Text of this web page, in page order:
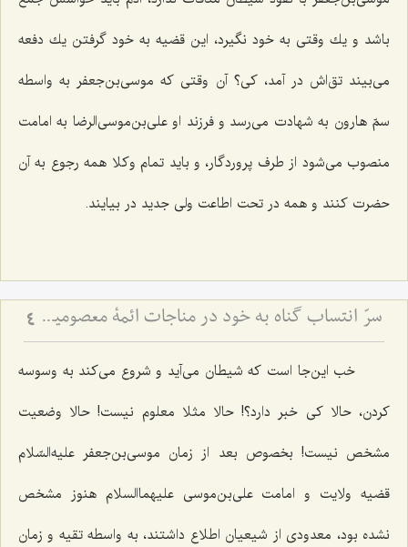
باشد و یك وقتی به خود نگیرد، این قضیه به خود گرفتن یك دفعه
می‌بیند تق‌اش در آمد، كی؟ آن وقتی كه موسی‌بن‌جعفر به واسطه
سمّ هارون به شهادت می‌رسد و فرزند او علی‌بن‌موسی‌الرضا به امامت
منصوب می‌شود از طرف پروردگار، و باید تمام وكلا همه رجوع به آن
حضرت كنند و همه در تحت اطاعت ولی جدید در بیایند.
سرّ انتساب گناه به خود در مناجات ائمۀ معصومین علیهم السلام (2) 4
خب این‌جا است كه شیطان می‌آید و شروع می‌كند به وسوسه
كردن، حالا كی خبر دارد؟! حالا مثلا معلوم نیست! حالا وضعیت
مشخص نیست! بخصوص بعد از زمان موسی‌بن‌جعفر علیه‌السّلام
قضیه ولایت و امامت علی‌بن‌موسی علیهماالسلام هنوز مشخص
نشده بود، معدودی از شیعیان اطلاع داشتند، به واسطه تقیه و زمان